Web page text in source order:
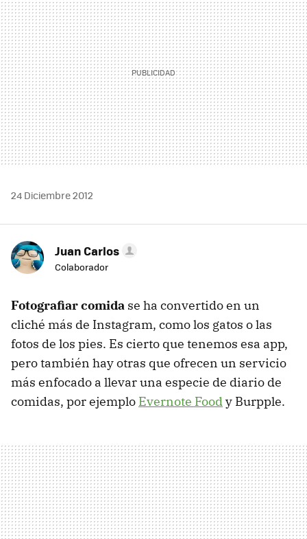
24 Diciembre 2012
Juan Carlos
Colaborador
Fotografiar comida se ha convertido en un
cliché más de Instagram, como los gatos o las
fotos de los pies. Es cierto que tenemos esa app,
pero también hay otras que ofrecen un servicio
más enfocado a llevar una especie de diario de
comidas, por ejemplo Evernote Foody Burpple.